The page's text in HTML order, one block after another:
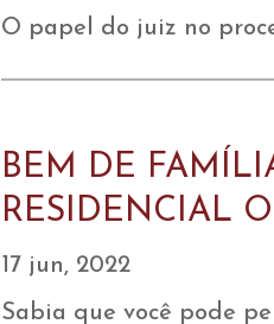
O papel do juiz no
BEM DE
RESIDENCIAL
17 jun, 2022
Sabia que você pode